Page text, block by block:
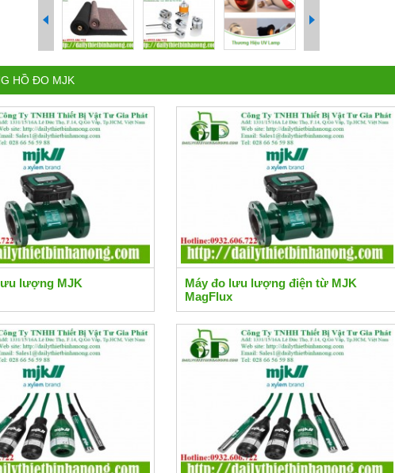
HỒ ĐO MJK
lượng MJK
Máy đo lưu lượng điện từ MJK
MagFlux